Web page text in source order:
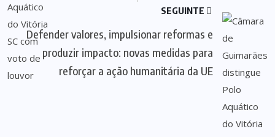
SEGUINTE
Defender valores, impulsionar reformas e
produzir impacto: novas medidas para
reforçar a ação humanitária da UE